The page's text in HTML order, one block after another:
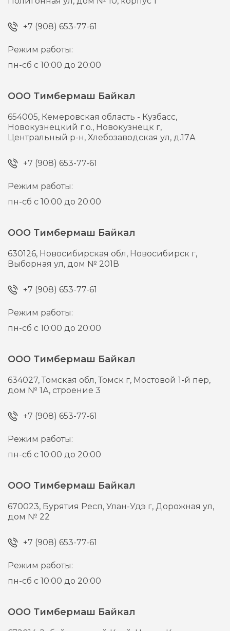
+7 (908) 653-77-61
Режим работы:
пн-сб с 10:00 до 20:00
ООО Тимбермаш Байкал
654005, Кемеровская область - Кузбасс,
Новокузнецкий г.о., Новокузнецк г,
Центральный р-н, Хлебозаводская ул, д.17А
+7 (908) 653-77-61
Режим работы:
пн-сб с 10:00 до 20:00
ООО Тимбермаш Байкал
630126, Новосибирская обл, Новосибирск г,
Выборная ул, дом № 201В
+7 (908) 653-77-61
Режим работы:
пн-сб с 10:00 до 20:00
ООО Тимбермаш Байкал
634027,Томская обл, Томск г, Мостовой 1-й пер,
дом № 1А, строение 3
+7 (908) 653-77-61
Режим работы:
пн-сб с 10:00 до 20:00
ООО Тимбермаш Байкал
670023, Бурятия Респ, Улан-Удэ г,Дорожная ул,
дом № 22
+7 (908) 653-77-61
Режим работы:
пн-сб с 10:00 до 20:00
ООО Тимбермаш Байкал